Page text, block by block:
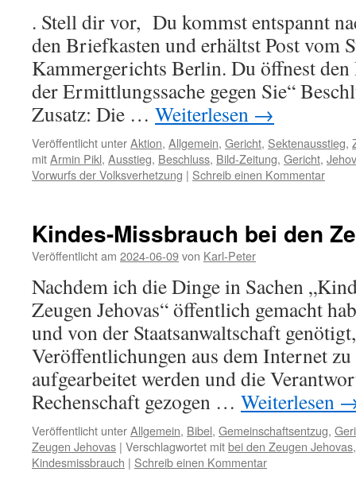
. Stell dir vor, Du kommst entspannt
den Briefkasten und erhältst Post vom
Kammergerichts Berlin. Du öffnest
der Ermittlungssache gegen Sie“
Zusatz: Die … Weiterlesen →
Veröffentlicht unterAktion, Allgemein, Gericht, Sektenausstieg,
mitArmin Pikl, Ausstieg, Beschluss, Bild-Zeitung, Gericht,
Vorwurfs der Volksverhetzung | Schreib einen Kommentar
Kindes-Missbrauch bei den
Veröffentlicht am 2024-06-09von Karl-Peter
Nachdem ich die Dinge in Sachen
Zeugen Jehovas“ öffentlich gemacht
und von der Staatsanwaltschaft
Veröffentlichungen aus dem Internet zu
aufgearbeitet werden und die
Rechenschaft gezogen … Weiterlesen
Veröffentlicht unterAllgemein, Bibel, Gemeinschaftsentzug,
Zeugen Jehovas | Verschlagwortet mitbei den Zeugen Jehovas
Kindesmissbrauch | Schreib einen Kommentar